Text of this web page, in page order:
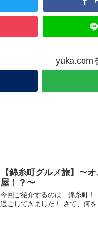
yuka.com
【錦糸町グルメ旅】〜
屋！？〜
今回ご紹介するのは…錦糸町！
過ごしてきました！ さて、何